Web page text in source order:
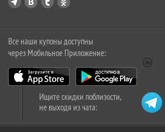
Все наши купоны доступны
через Мобильное Приложение:
Ищите скидки поблизости,
не выходя из чата: